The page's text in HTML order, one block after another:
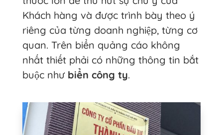
Khách hàng và được trình bày theo ý
riêng của từng doanh nghiệp, từng cơ
quan. Trên biển quảng cáo không
nhất thiết phải có những thông tin bắt
buộc như biển công ty.